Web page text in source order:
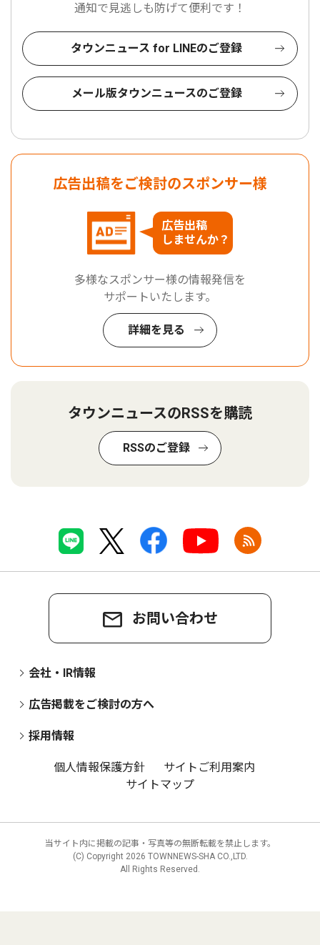
通知で見逃しも防げて便利です！
タウンニュース for LINEのご登録
メール版タウンニュースのご登録
広告出稿をご検討のスポンサー様
広告出稿
しませんか？
多様なスポンサー様の情報発信を
サポートいたします。
詳細を見る
タウンニュースのRSSを購読
RSSのご登録
お問い合わせ
会社・IR情報
広告掲載をご検討の方へ
採用情報
個人情報保護方針
サイトご利用案内
サイトマップ
当サイト内に掲載の記事・写真等の無断転載を禁止します。
(C) Copyright 2026 TOWNNEWS-SHA CO.,LTD.
All Rights Reserved.